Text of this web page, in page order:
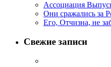
Ассоциация
Они сражались за
Его, Отчизна, не
Свежие записи